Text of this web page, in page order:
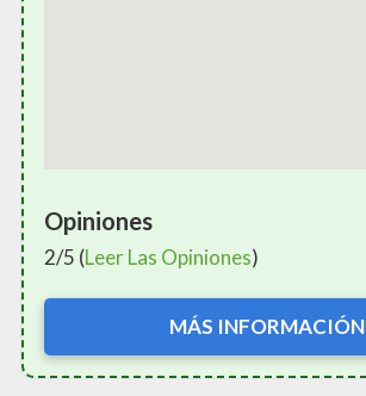
Opiniones
2/5 (Leer Las Opiniones)
MÁS INFORMACIÓN